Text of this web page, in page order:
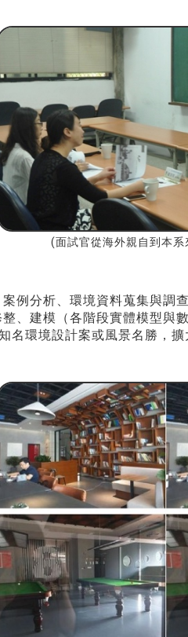
(面試官從海外親自到本
例分析、環境資料蒐集與調
、建模（各階段實體模型與
環境設計案或風景名勝，